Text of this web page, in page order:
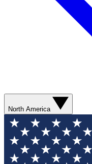
North America